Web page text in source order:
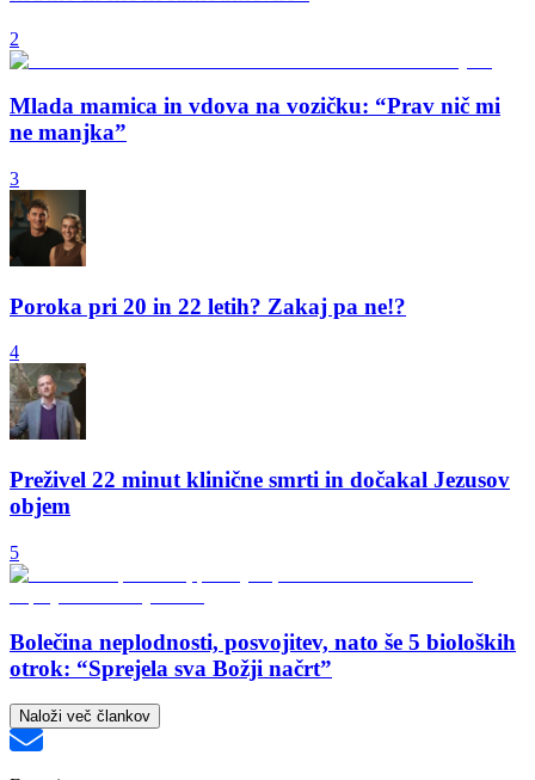
2
Mlada mamica in vdova na vozičku: “Prav nič mi
ne manjka”
3
Poroka pri 20 in 22 letih? Zakaj pa ne!?
4
Preživel 22 minut klinične smrti in dočakal Jezusov
objem
5
Bolečina neplodnosti, posvojitev, nato še 5 bioloških
otrok: “Sprejela sva Božji načrt”
Naloži več člankov